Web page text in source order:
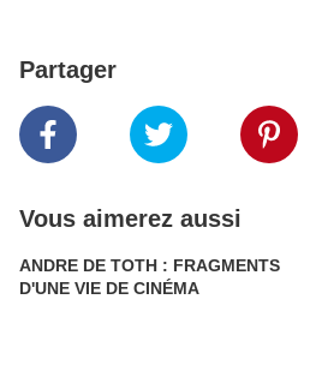
Partager
Vous aimerez aussi
ANDRE DE TOTH : FRAGMENTS
D'UNE VIE DE CINÉMA